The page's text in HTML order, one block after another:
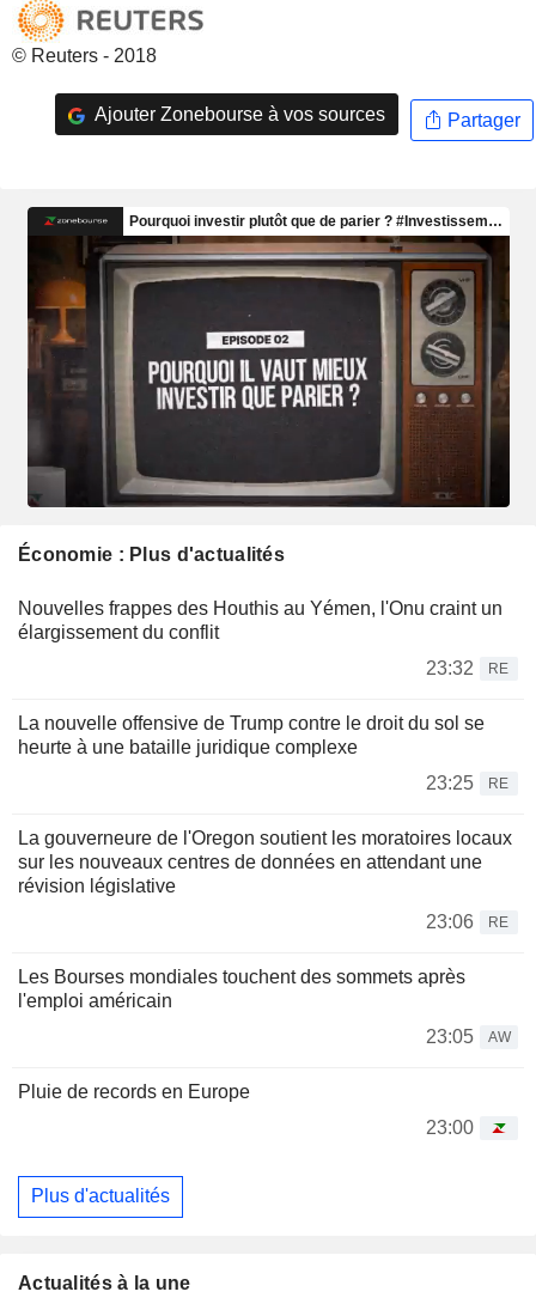
© Reuters - 2018
Ajouter Zonebourse à vos sources Partager
Économie : Plus d'actualités
Nouvelles frappes des Houthis au Yémen, l'Onu craint un
élargissement du conflit
23:32
RE
La nouvelle offensive de Trump contre le droit du sol se
heurte à une bataille juridique complexe
23:25
RE
La gouverneure de l'Oregon soutient les moratoires locaux
sur les nouveaux centres de données en attendant une
révision législative
23:06
RE
Les Bourses mondiales touchent des sommets après
l'emploi américain
23:05
AW
Pluie de records en Europe
23:00
Plus d'actualités
Actualités à la une